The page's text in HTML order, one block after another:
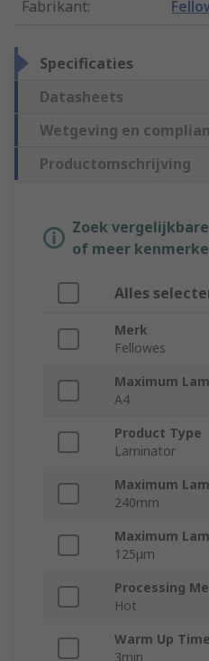
Fabrikant:
Specificaties
Datasheets
Wetgeving en
Productomschrijving
Zoek
of meer
Alles
Merk
Fellowes
Maximum
A4
Product Type
Laminator
Maximum
240mm
Maximum
125μm
Processing
Hot
Warm Up Time
3min